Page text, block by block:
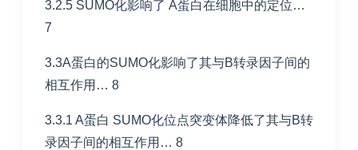
3.2.5 SUMO化影响了 A蛋白在细胞中的定位…
7
3.3A蛋白的SUMO化影响了其与B转录因子间的
相互作用… 8
3.3.1 A蛋白 SUMO化位点突变体降低了其与B转
录因子间的相互作用… 8